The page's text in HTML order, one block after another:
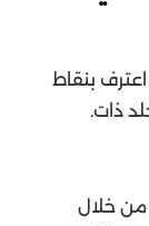
بنقاط
ذات.
من خلال